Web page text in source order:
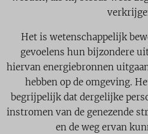
Het is wetenschappelijk
gevoelens hun bijzondere
hiervan energiebronnen
hebben op de omgeving.
begrijpelijk dat dergelijke
instromen van de genezende
en de weg ervan